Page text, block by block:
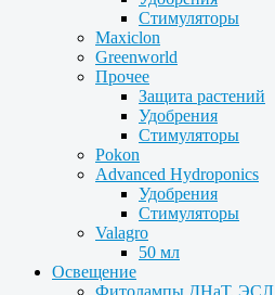
Стимуляторы
Maxiclon
Greenworld
Прочее
Защита растений
Удобрения
Стимуляторы
Pokon
Advanced Hydroponics
Удобрения
Стимуляторы
Valagro
50 мл
Освещение
Фитолампы ДНаТ, ЭСЛ